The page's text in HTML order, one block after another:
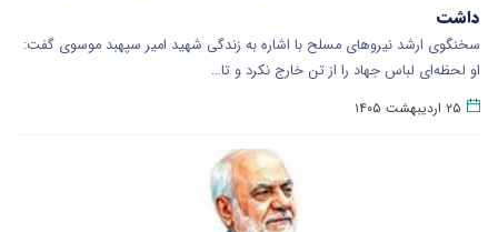
داشت
سخنگوی ارشد نیروهای مسلح با اشاره به زندگی شهید امیر سپهبد موسوی گفت:
او لحظه‌ای لباس جهاد را از تن خارج نکرد و تا…
۲۵ اردیبهشت ۱۴۰۵